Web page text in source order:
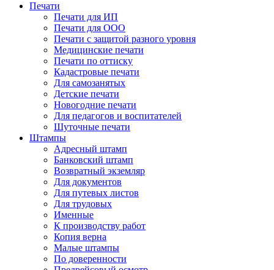
Печати
Печати для ИП
Печати для ООО
Печати с защитой разного уровня
Медицинские печати
Печати по оттиску
Кадастровые печати
Для самозанятых
Детские печати
Новогодние печати
Для педагогов и воспитателей
Шуточные печати
Штампы
Адресный штамп
Банковский штамп
Возвратный экземляр
Для документов
Для путевых листов
Для трудовых
Именные
К производству работ
Копия верна
Малые штампы
По доверенности